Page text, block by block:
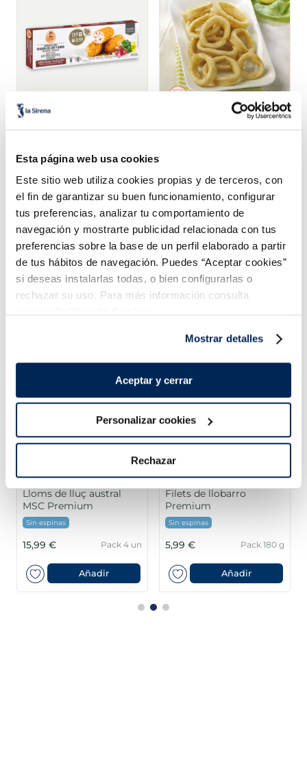
Esta página web usa cookies
Este sitio web utiliza cookies propias y de terceros, con
el fin de garantizar su buen funcionamiento, configurar
tus preferencias, analizar tu comportamiento de
navegación y mostrarte publicidad relacionada con tus
preferencias sobre la base de un perfil elaborado a partir
de tus hábitos de navegación. Puedes “Aceptar cookies”
si deseas instalarlas todas, o bien configurarlas o
rechazar su uso. Para más información consulta
Mostrar detalles
Aceptar y cerrar
Personalizar cookies
Rechazar
4,19 €
Añadir
Anella a l'andalusa
23,99 €
Añadir
Lloms de lluç austral
MSC Premium
Sin espinas
15,99 € Pack 4 un
Añadir
Filets de llobarro
Premium
Sin espinas
5,99 € Pack 180 g
Añadir